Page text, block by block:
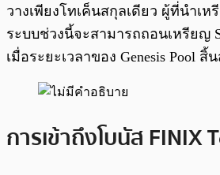
วางเพียงโทเค็นสกุลเดียว ผู้ที่นำเ
ระบบช่วงนี้จะสามารถถอนเหรียญ
เมื่อระยะเวลาของ Genesis Pool สิ้
การเข้าถึงโบนัส FINIX